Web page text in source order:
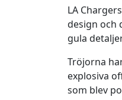
LA
design och
gula
Tröjorna
explosiva
som blev